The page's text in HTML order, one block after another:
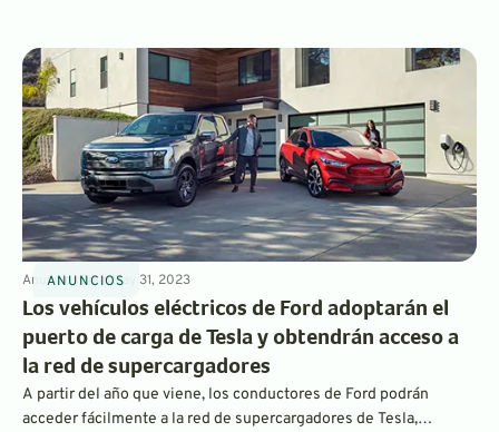
fabricación de vehículos eléctricos. Ford fabricará vehículos y
sus baterías in situ.
ANUNCIOS
Anuncios3minMay 31, 2023
Los vehículos eléctricos de Ford adoptarán el
puerto de carga de Tesla y obtendrán acceso a
la red de supercargadores
A partir del año que viene, los conductores de Ford podrán
acceder fácilmente a la red de supercargadores de Tesla,